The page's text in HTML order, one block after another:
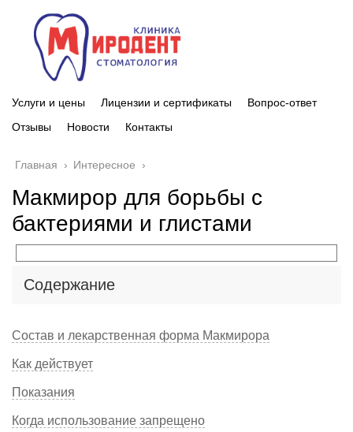
Услуги и цены Лицензии и сертификаты
Вопрос-ответ
Отзывы
Новости Контакты
Главная › Интересное ›
Макмирор для борьбы с
бактериями и глистами
Содержание
Состав и лекарственная форма Макмирора
Как действует
Показания
Когда использование запрещено